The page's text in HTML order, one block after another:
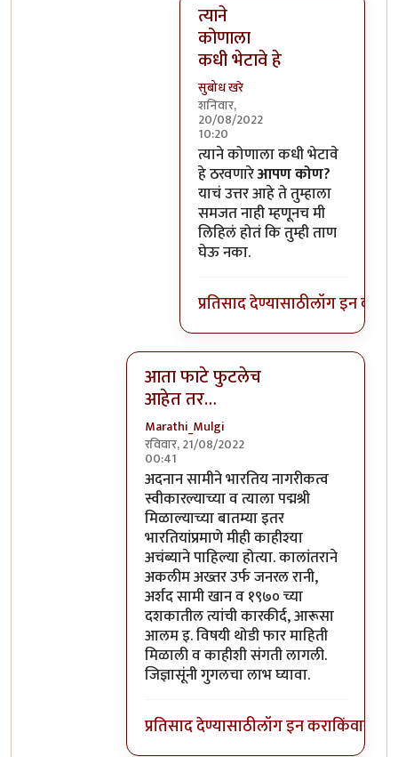
त्याने
कोणाला
कधी भेटावे हे
सुबोध खरे
शनिवार,
20/08/2022
10:20
In reply toहो, पण त्याचा चित्रपट
त्याने कोणाला कधी भेटावे
हे ठरवणारेआपण कोण?
याचं उत्तर आहे ते तुम्हाला
समजत नाही म्हणूनच मी
लिहिलं होतं कि तुम्ही ताण
घेऊ नका.
प्रतिसाद देण्यासाठीलॉग इन करा
आता फाटे फुटलेच
आहेत तर…
Marathi_Mulgi
रविवार, 21/08/2022
00:41
In reply toकर तर येथील कलाकारही भरतात.
अदनान सामीने भारतिय नागरीकत्व
स्वीकारल्याच्या व त्याला पद्मश्री
मिळाल्याच्या बातम्या इतर
भारतियांप्रमाणे मीही काहीश्या
अचंब्याने पाहिल्या होत्या. कालांतराने
अकलीम अख्तर उर्फ जनरल रानी,
अर्शद सामी खान व १९७० च्या
दशकातील त्यांची कारकीर्द, आरूसा
आलम इ. विषयी थोडी फार माहिती
मिळाली व काहीशी संगती लागली.
जिज्ञासूंनी गुगलचा लाभ घ्यावा.
प्रतिसाद देण्यासाठीलॉग इन कराकिंवा